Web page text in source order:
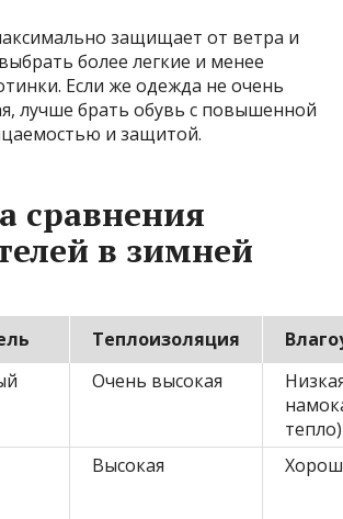
защищает от ветра и
более легкие и менее
Если же одежда не очень
лучше брать обувь с повышенной
и защитой.
сравнения
в зимней
Теплоизоляция
Очень высокая
тепло)
Высокая